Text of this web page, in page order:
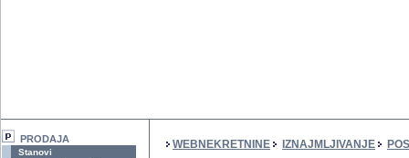
PRODAJA
Stanovi
WEBNEKRETNINE IZNAJMLJIVANJE